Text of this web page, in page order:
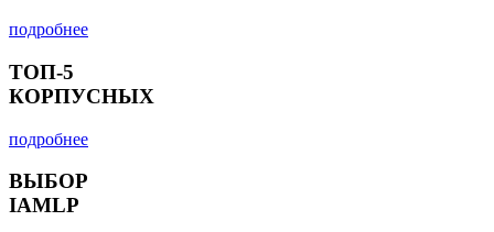
подробнее
ТОП-5
КОРПУСНЫХ
подробнее
ВЫБОР
IAMLP